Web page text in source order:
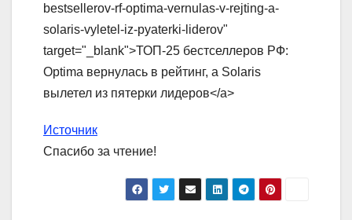
bestsellerov-rf-optima-vernulas-v-rejting-a-
solaris-vyletel-iz-pyaterki-liderov"
target="_blank">ТОП-25 бестселлеров РФ:
Optima вернулась в рейтинг, а Solaris
вылетел из пятерки лидеров</a>
Источник
Спасибо за чтение!